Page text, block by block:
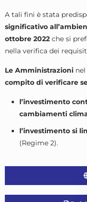
A tali fini è stata
significativo
ottobre 2022 che si
nella verifica dei
Le Amministrazioni
compito di verificare
l’investimento
cambiamenti
l’investimento si
(Regime 2).